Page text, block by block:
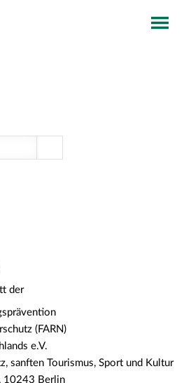
der
(FARN)
e.V.
sanften Tourismus, Sport und Kultur
10243 Berlin